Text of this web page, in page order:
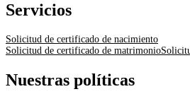
Servicios
Solicitud de certificado de nacimiento
Solicitud de certificado de matrimonio
Nuestras políticas